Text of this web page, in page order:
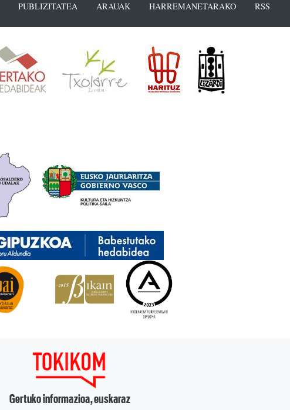
PUBLIZITATEA ARAUAK HARREMANETARAKO RSS
Gertuko informazioa, euskaraz